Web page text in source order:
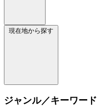
現在地から探す
ジャンル／キーワード